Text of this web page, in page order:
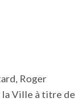
Roger
la Ville à titre de